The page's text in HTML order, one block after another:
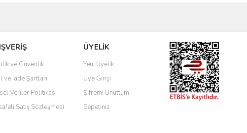
Yorum Yaz
görüntülenemiyor.
bulunuyor.
pahalı.
olmalı.
ve Güvenlik
ve İade Şartları
Veriler Politikası
Satış Sözleşmesi
ÜYELİK
Yeni Üyelik
Üye Girişi
Şifremi Unuttum
Sepetiniz